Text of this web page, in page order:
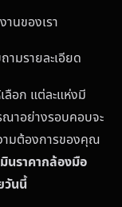
านของเรา
ามรายละเอียด
อก แต่ละแห่งมี
าอย่างรอบคอบจะ
ามต้องการของคุณ
นราคากล้องมือ
วันนี้